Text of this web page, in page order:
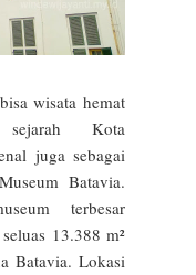
wisata hemat
Kota
juga sebagai
Batavia.
terbesar
13.388 m²
Batavia. Lokasi